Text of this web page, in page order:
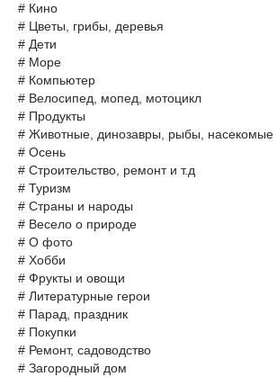
# Кино
# Цветы, грибы, деревья
# Дети
# Море
# Компьютер
# Велосипед, мопед, мотоцикл
# Продукты
# Животные, динозавры, рыбы, насекомые
# Осень
# Строительство, ремонт и т.д
# Туризм
# Страны и народы
# Весело о природе
# О фото
# Хобби
# Фрукты и овощи
# Литературные герои
# Парад, праздник
# Покупки
# Ремонт, садоводство
# Загородный дом